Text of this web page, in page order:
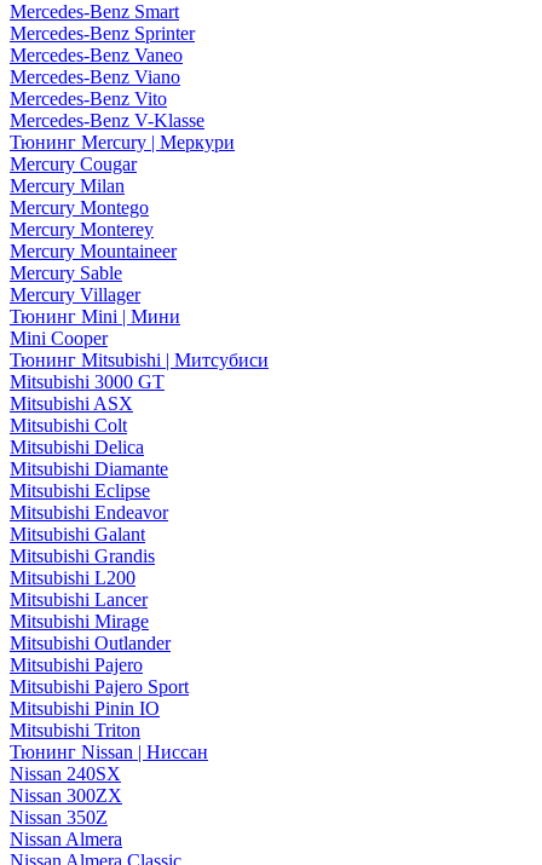
Mercedes-Benz Smart
Mercedes-Benz Sprinter
Mercedes-Benz Vaneo
Mercedes-Benz Viano
Mercedes-Benz Vito
Mercedes-Benz V-Klasse
Тюнинг Mercury | Меркури
Mercury Cougar
Mercury Milan
Mercury Montego
Mercury Monterey
Mercury Mountaineer
Mercury Sable
Mercury Villager
Тюнинг Mini | Мини
Mini Cooper
Тюнинг Mitsubishi | Митсубиси
Mitsubishi 3000 GT
Mitsubishi ASX
Mitsubishi Colt
Mitsubishi Delica
Mitsubishi Diamante
Mitsubishi Eclipse
Mitsubishi Endeavor
Mitsubishi Galant
Mitsubishi Grandis
Mitsubishi L200
Mitsubishi Lancer
Mitsubishi Mirage
Mitsubishi Outlander
Mitsubishi Pajero
Mitsubishi Pajero Sport
Mitsubishi Pinin IO
Mitsubishi Triton
Тюнинг Nissan | Ниссан
Nissan 240SX
Nissan 300ZX
Nissan 350Z
Nissan Almera
Nissan Almera Classic